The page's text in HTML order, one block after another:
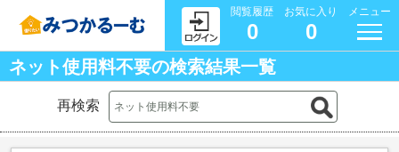
閲覧履歴
0
お気に入り
0
メニュー
ネット使用料不要の検索結果一覧
再検索